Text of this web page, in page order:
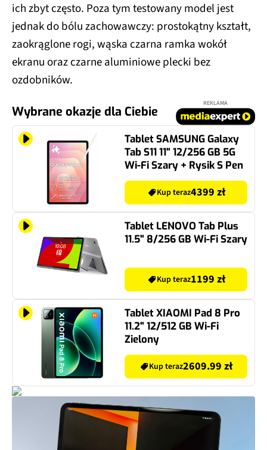
ich zbyt często. Poza tym testowany model jest
jednak do bólu zachowawczy: prostokątny kształt,
zaokrąglone rogi, wąska czarna ramka wokół
ekranu oraz czarne aluminiowe plecki bez
ozdobników.
Wybrane okazje dla Ciebie
REKLAMA
Tablet SAMSUNG Galaxy
Tab S11 11" 12/256 GB 5G
Wi-Fi Szary + Rysik S Pen
Kup teraz4399 zł
Tablet LENOVO Tab Plus
11.5" 8/256 GB Wi-Fi Szary
Kup teraz1199 zł
Tablet XIAOMI Pad 8 Pro
11.2" 12/512 GB Wi-Fi
Zielony
Kup teraz2609.99 zł